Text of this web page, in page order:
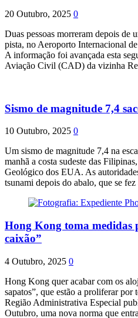
20 Outubro, 2025 0
Duas pessoas morreram depois de
pista, no Aeroporto Internacional
A informação foi avançada esta
Aviação Civil (CAD) da vizinha
Sismo de magnitude 7,4
10 Outubro, 2025 0
Um sismo de magnitude 7,4 na
manhã a costa sudeste das
Geológico dos EUA. As
tsunami depois do abalo, que se
Hong Kong toma medidas
caixão”
4 Outubro, 2025 0
Hong Kong quer acabar com os
sapatos”, que estão a proliferar por
Região Administrativa Especial
Outubro, uma nova norma que